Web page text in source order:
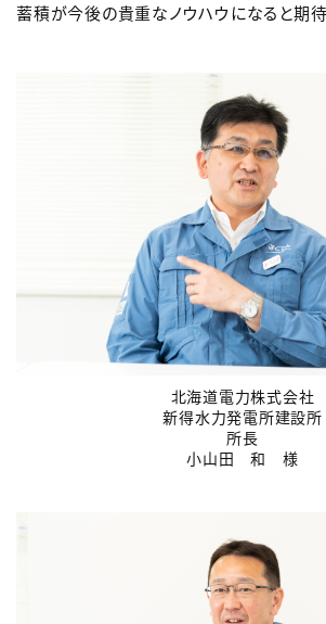
蓄積が今後の貴重なノウハウになると期待
北海道電力株式会社
新得水力発電所建設所
所長
小山田 和 様